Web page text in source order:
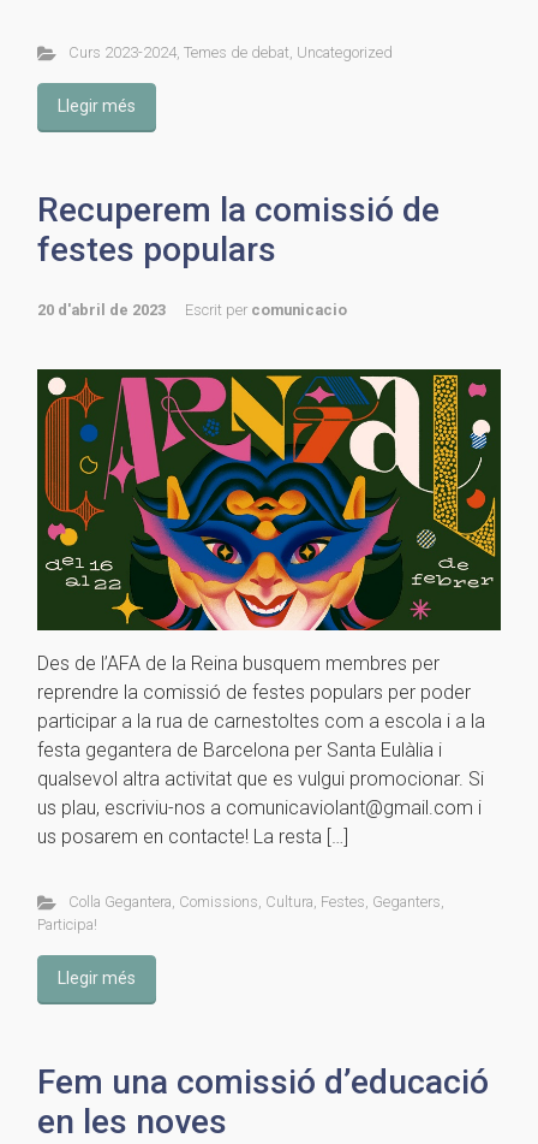
Curs 2023-2024, Temes de debat, Uncategorized
Llegir més
Recuperem la comissió de
festes populars
20 d'abril de 2023 Escrit per comunicacio
Des de l’AFA de la Reina busquem membres per
reprendre la comissió de festes populars per poder
participar a la rua de carnestoltes com a escola i a la
festa gegantera de Barcelona per Santa Eulàlia i
qualsevol altra activitat que es vulgui promocionar. Si
us plau, escriviu-nos a comunicaviolant@gmail.com i
us posarem en contacte! La resta […]
Colla Gegantera, Comissions, Cultura, Festes, Geganters,
Participa!
Llegir més
Fem una comissió d’educació
en les noves